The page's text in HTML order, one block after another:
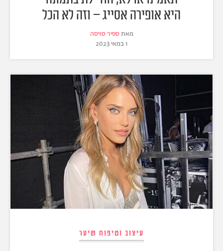
היא אופירה אסייג – וזה לא הכל
מאתספיר סויסה
1 במאי 2023
עיצוב וטיפוח שיער